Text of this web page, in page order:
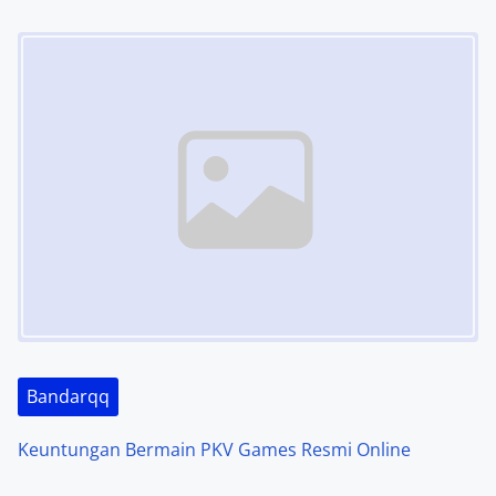
Image Placeholder
Bandarqq
Keuntungan Bermain PKV Games Resmi Online